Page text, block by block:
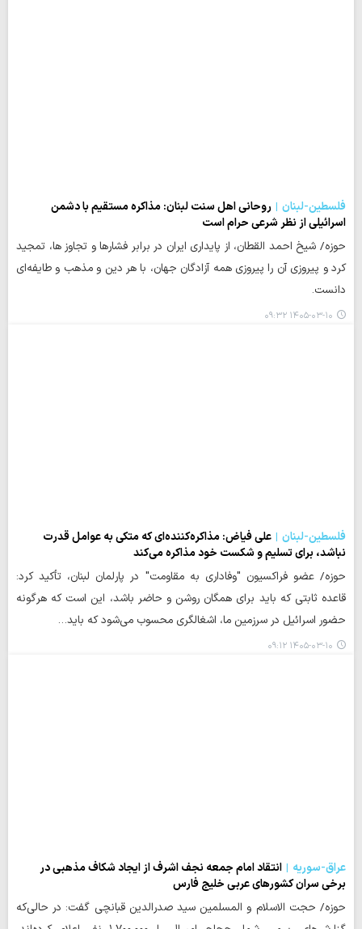
فلسطین-لبنان
روحانی اهل سنت لبنان: مذاکره مستقیم با دشمن
اسرائیلی از نظر شرعی حرام است
حوزه/ شیخ احمد القطان، از پایداری ایران در برابر فشارها و تجاوز ها، تمجید
کرد و پیروزی آن را پیروزی همه آزادگان جهان، با هر دین و مذهب و طایفه‌ای
دانست.
۱۴۰۵-۰۳-۱۰ ۰۹:۳۲
فلسطین-لبنان
علی فیاض: مذاکره‌کننده‌ای که متکی به عوامل قدرت
نباشد، برای تسلیم و شکست خود مذاکره می‌کند
حوزه/ عضو فراکسیون "وفاداری به مقاومت" در پارلمان لبنان، تأکید کرد:
قاعده ثابتی که باید برای همگان روشن و حاضر باشد، این است که هرگونه
حضور اسرائیل در سرزمین ما، اشغالگری محسوب می‌شود که باید…
۱۴۰۵-۰۳-۱۰ ۰۹:۱۲
عراق-سوریه
انتقاد امام جمعه نجف اشرف از ایجاد شکاف مذهبی در
برخی سران کشورهای عربی خلیج فارس
حوزه/ حجت الاسلام و المسلمین سید صدرالدین قبانچی گفت: در حالی‌که